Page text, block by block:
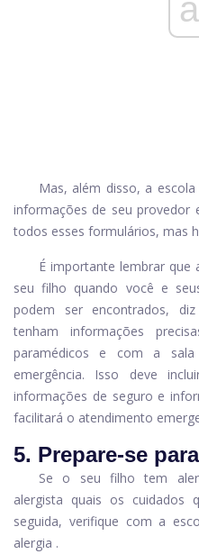
Mas, além disso, a
informações de seu provedor
todos esses formulários, mas
É importante lembrar que
seu filho quando você e
podem ser encontrados,
tenham informações
paramédicos e com a
emergência. Isso deve
informações de seguro e
facilitará o atendimento
5. Prepare-se
Se o seu filho tem
alergista quais os cuidados
seguida, verifique com a
alergia .